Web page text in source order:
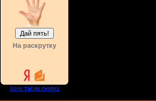
На раскрутку